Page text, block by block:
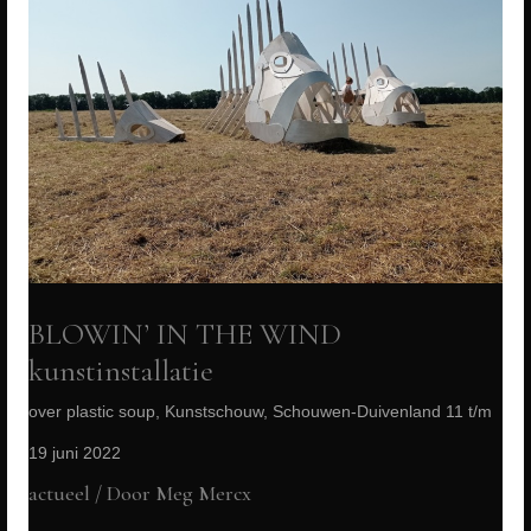
BLOWIN’ IN THE WIND
kunstinstallatie
over plastic soup, Kunstschouw, Schouwen-Duivenland 11 t/m
19 juni 2022
actueel / Door Meg Mercx